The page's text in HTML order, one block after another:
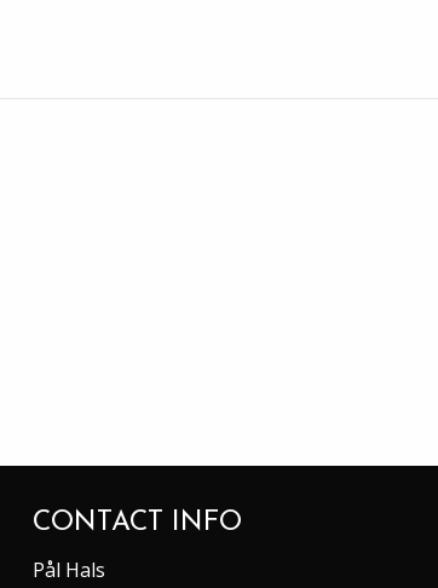
CONTACT INFO
Pål Hals